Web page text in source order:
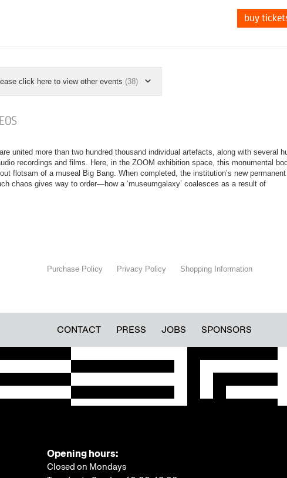
buy
click here to view other events (38)
united more than two hundred thousand individual artefacts, along with several
recordings and films. Here, in the ZOOM exhibition space, this monumental
flotsam of a museal Big Bang. When completed, the institution’s new permanent
chaos gives way to order—how a ‘museumgalaxy’ coalesces as a result of
Purchase Policy Privacy Policy Shopping Information
CONTACT PRESS JOBS SPONSORS
Opening hours:
Closed on Mondays